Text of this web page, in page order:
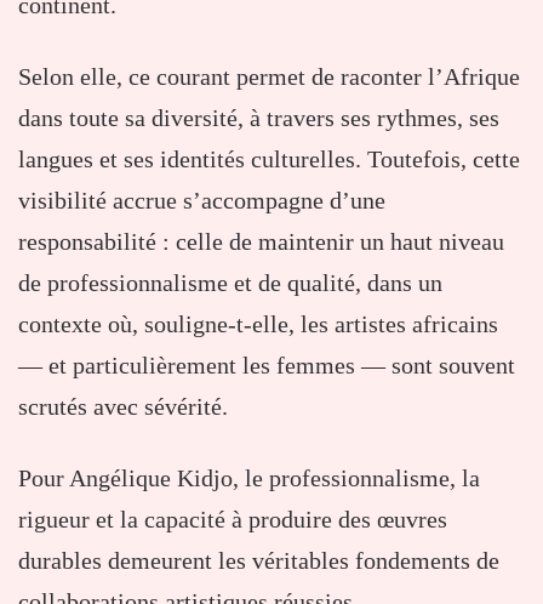
Selon elle, ce courant permet de raconter l’Afrique
dans toute sa diversité, à travers ses rythmes, ses
langues et ses identités culturelles. Toutefois, cette
visibilité accrue s’accompagne d’une
responsabilité : celle de maintenir un haut niveau
de professionnalisme et de qualité, dans un
contexte où, souligne-t-elle, les artistes africains
— et particulièrement les femmes — sont souvent
scrutés avec sévérité.
Pour Angélique Kidjo, le professionnalisme, la
rigueur et la capacité à produire des œuvres
durables demeurent les véritables fondements de